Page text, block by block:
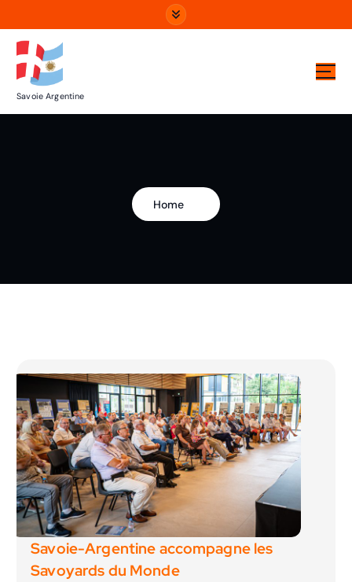
Savoie Argentine
Home
Savoie-Argentine accompagne les
Savoyards du Monde